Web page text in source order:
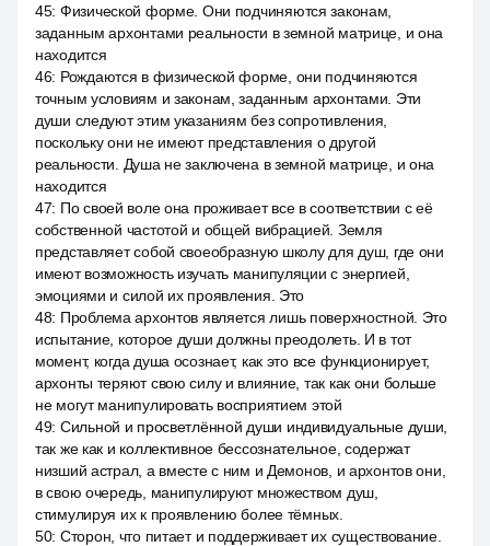
45: Физической форме. Они подчиняются законам,
заданным архонтами реальности в земной матрице, и она
находится
46: Рождаются в физической форме, они подчиняются
точным условиям и законам, заданным архонтами. Эти
души следуют этим указаниям без сопротивления,
поскольку они не имеют представления о другой
реальности. Душа не заключена в земной матрице, и она
находится
47: По своей воле она проживает все в соответствии с её
собственной частотой и общей вибрацией. Земля
представляет собой своеобразную школу для душ, где они
имеют возможность изучать манипуляции с энергией,
эмоциями и силой их проявления. Это
48: Проблема архонтов является лишь поверхностной. Это
испытание, которое души должны преодолеть. И в тот
момент, когда душа осознает, как это все функционирует,
архонты теряют свою силу и влияние, так как они больше
не могут манипулировать восприятием этой
49: Сильной и просветлённой души индивидуальные души,
так же как и коллективное бессознательное, содержат
низший астрал, а вместе с ним и Демонов, и архонтов они,
в свою очередь, манипулируют множеством душ,
стимулируя их к проявлению более тёмных.
50: Сторон, что питает и поддерживает их существование.